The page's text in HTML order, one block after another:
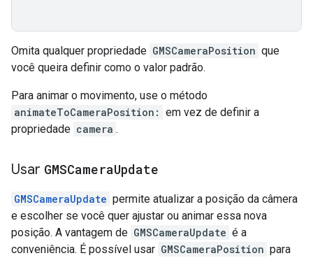
Omita qualquer propriedade GMSCameraPosition que
você queira definir como o valor padrão.
Para animar o movimento, use o método
animateToCameraPosition: em vez de definir a
propriedade camera .
Usar GMSCameraUpdate
GMSCameraUpdate permite atualizar a posição da câmera
e escolher se você quer ajustar ou animar essa nova
posição. A vantagem de GMSCameraUpdate é a
conveniência. É possível usar GMSCameraPosition para